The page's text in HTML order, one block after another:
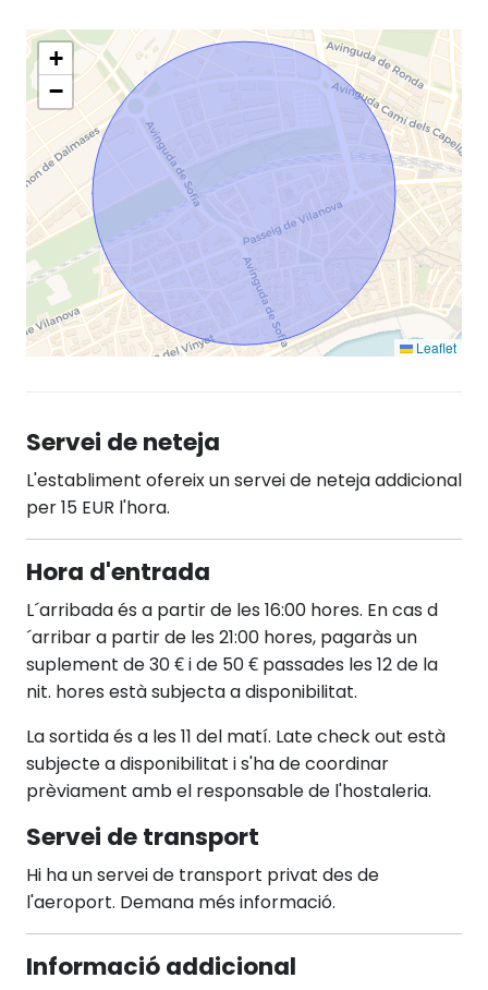
+
−
Leaflet
Servei de neteja
L'establiment ofereix un servei de neteja addicional
per 15 EUR l'hora.
Hora d'entrada
L´arribada és a partir de les 16:00 hores. En cas d
´arribar a partir de les 21:00 hores, pagaràs un
suplement de 30 € i de 50 € passades les 12 de la
nit. hores està subjecta a disponibilitat.
La sortida és a les 11 del matí. Late check out està
subjecte a disponibilitat i s'ha de coordinar
prèviament amb el responsable de l'hostaleria.
Servei de transport
Hi ha un servei de transport privat des de
l'aeroport. Demana més informació.
Informació addicional